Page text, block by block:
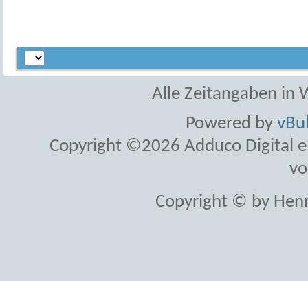
Alle Zeitangaben in
Powered by
Copyright ©2026 Adduco Digital
Copyright © by